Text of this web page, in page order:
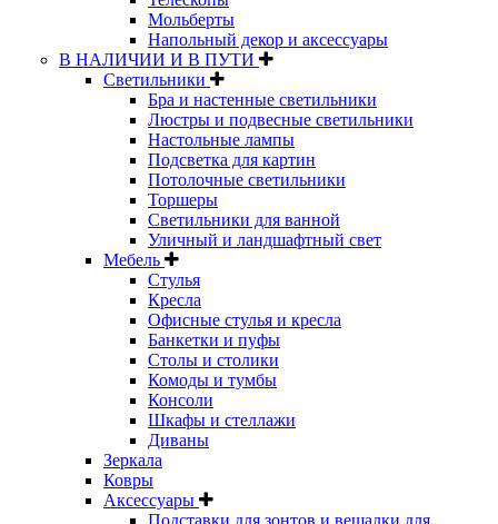
Мольберты
Напольный декор и аксессуары
В НАЛИЧИИ И В ПУТИ
Светильники
Бра и настенные светильники
Люстры и подвесные светильники
Настольные лампы
Подсветка для картин
Потолочные светильники
Торшеры
Светильники для ванной
Уличный и ландшафтный свет
Мебель
Стулья
Кресла
Офисные стулья и кресла
Банкетки и пуфы
Столы и столики
Комоды и тумбы
Консоли
Шкафы и стеллажи
Диваны
Зеркала
Ковры
Аксессуары
Подставки для зонтов и вешалки для